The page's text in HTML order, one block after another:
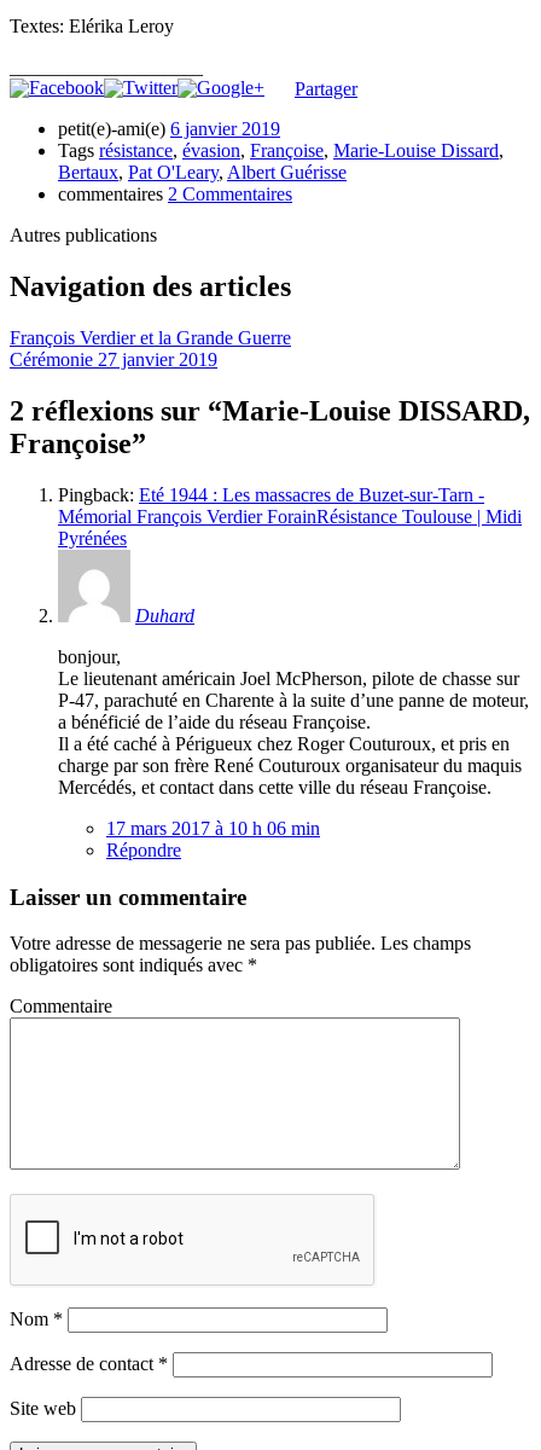
Textes: Elérika Leroy
Partager
petit(e)-ami(e) 6 janvier 2019
Tags résistance, évasion, Françoise, Marie-Louise Dissard,
Bertaux, Pat O'Leary, Albert Guérisse
commentaires 2 Commentaires
Autres publications
Navigation des articles
François Verdier et la Grande Guerre
Cérémonie 27 janvier 2019
2 réflexions sur “Marie-Louise DISSARD,
Françoise”
Pingback: Eté 1944 : Les massacres de Buzet-sur-Tarn -
Mémorial François Verdier ForainRésistance Toulouse | Midi
Pyrénées
Duhard
bonjour,
Le lieutenant américain Joel McPherson, pilote de chasse sur
P-47, parachuté en Charente à la suite d’une panne de moteur,
a bénéficié de l’aide du réseau Françoise.
Il a été caché à Périgueux chez Roger Couturoux, et pris en
charge par son frère René Couturoux organisateur du maquis
Mercédés, et contact dans cette ville du réseau Françoise.
17 mars 2017 à 10 h 06 min
Répondre
Laisser un commentaire
Votre adresse de messagerie ne sera pas publiée. Les champs
obligatoires sont indiqués avec *
Commentaire
Nom *
Adresse de contact *
Site web